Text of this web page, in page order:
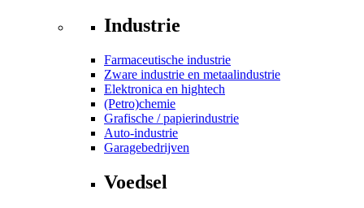
Industrie
Farmaceutische industrie
Zware industrie en metaalindustrie
Elektronica en hightech
(Petro)chemie
Grafische / papierindustrie
Auto-industrie
Garagebedrijven
Voedsel